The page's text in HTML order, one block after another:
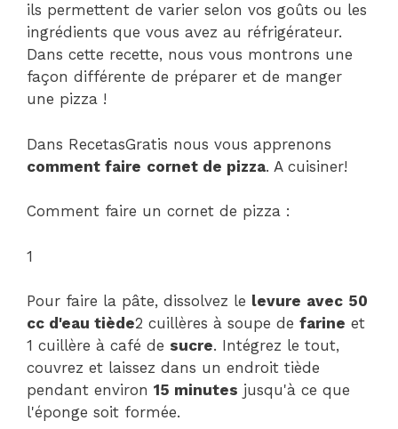
ils permettent de varier selon vos goûts ou les
ingrédients que vous avez au réfrigérateur.
Dans cette recette, nous vous montrons une
façon différente de préparer et de manger
une pizza !
Dans RecetasGratis nous vous apprenons
comment faire cornet de pizza. A cuisiner!
Comment faire un cornet de pizza :
1
Pour faire la pâte, dissolvez le levure avec 50
cc d'eau tiède2 cuillères à soupe de farine et
1 cuillère à café de sucre. Intégrez le tout,
couvrez et laissez dans un endroit tiède
pendant environ 15 minutes jusqu'à ce que
l'éponge soit formée.